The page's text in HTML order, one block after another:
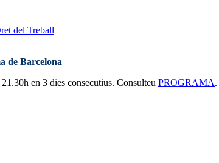
del Treball
de Barcelona
en 3 dies consecutius. Consulteu PROGRAMA.